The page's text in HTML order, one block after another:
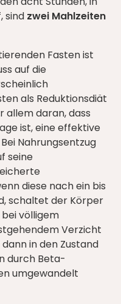
sind zwei Mahlzeiten
Fasten ist
auf die
als Reduktionsdiät
allem daran, dass
ist, eine effektive
Nahrungsentzug
seine
diese nach ein bis
schaltet der Körper
völligem
Verzicht
in den Zustand
durch Beta-
umgewandelt